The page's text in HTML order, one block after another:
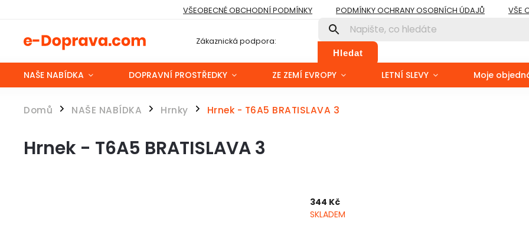
VŠEOBECNÉ OBCHODNÍ PODMÍNKY PODMÍNKY OCHRANY OSOBNÍCH ÚDAJŮ VŠE
Zákaznická podpora:
Hledat
NAŠE NABÍDKA DOPRAVNÍ PROSTŘEDKY ZE ZEMÍ EVROPY LETNÍ SLEVY Moje
Domů / NAŠE NABÍDKA / Hrnky / Hrnek - T6A5 BRATISLAVA 3
Hrnek - T6A5 BRATISLAVA 3
344 Kč
SKLADEM